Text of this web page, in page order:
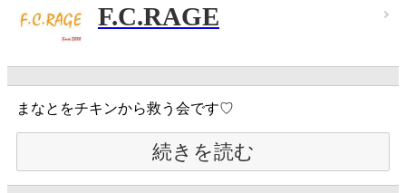
F.C.RAGE
まなとをチキンから救う会です♡
続きを読む